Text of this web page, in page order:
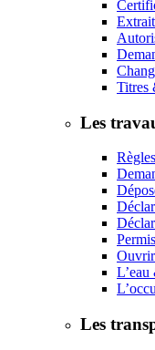
Titres
Les
L’eau
Les